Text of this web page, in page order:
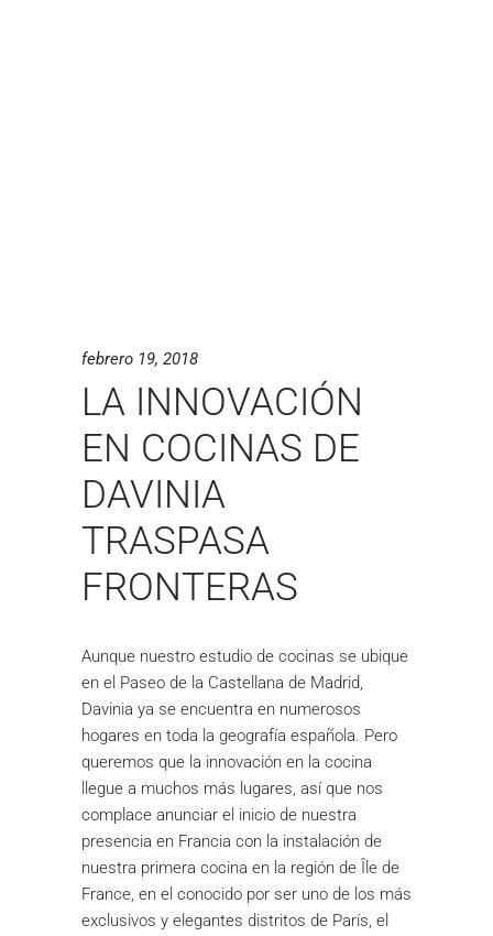
febrero 19, 2018
LA INNOVACIÓN
EN COCINAS DE
DAVINIA
TRASPASA
FRONTERAS
Aunque nuestro estudio de cocinas se ubique
en el Paseo de la Castellana de Madrid,
Davinia ya se encuentra en numerosos
hogares en toda la geografía española. Pero
queremos que la innovación en la cocina
llegue a muchos más lugares, así que nos
complace anunciar el inicio de nuestra
presencia en Francia con la instalación de
nuestra primera cocina en la región de Île de
France, en el conocido por ser uno de los más
exclusivos y elegantes distritos de París, el